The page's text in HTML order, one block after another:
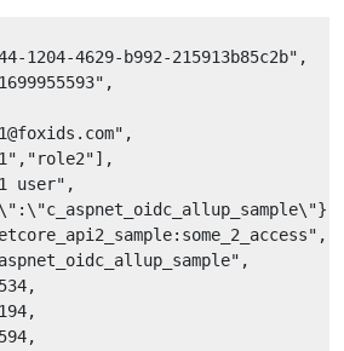
1204-4629-b992-215913b85c2b" ,
,
,
, "role2"],
user" ,
,
,
,
,
,